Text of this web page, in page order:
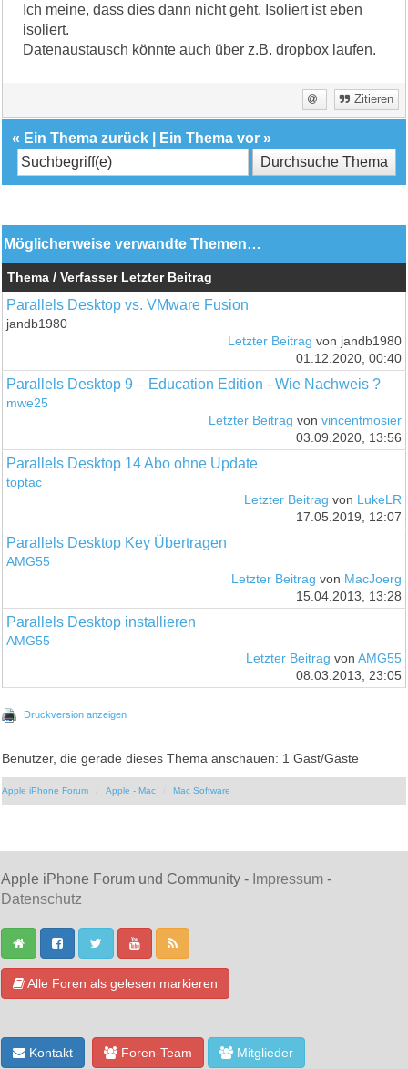
Ich meine, dass dies dann nicht geht. Isoliert ist eben
isoliert.
Datenaustausch könnte auch über z.B. dropbox laufen.
Zitieren
« Ein Thema zurück Ein Thema vor »
Möglicherweise verwandte Themen…
Thema / Verfasser Letzter Beitrag
Parallels Desktop vs. VMware Fusion
jandb1980
Letzter Beitrag von jandb1980
01.12.2020, 00:40
Parallels Desktop 9 – Education Edition - Wie Nachweis ?
mwe25
Letzter Beitrag von vincentmosier
03.09.2020, 13:56
Parallels Desktop 14 Abo ohne Update
toptac
Letzter Beitrag von LukeLR
17.05.2019, 12:07
Parallels Desktop Key Übertragen
AMG55
Letzter Beitrag von MacJoerg
15.04.2013, 13:28
Parallels Desktop installieren
AMG55
Letzter Beitrag von AMG55
08.03.2013, 23:05
Druckversion anzeigen
Benutzer, die gerade dieses Thema anschauen: 1 Gast/Gäste
Apple iPhone Forum Apple - Mac Mac Software
Apple iPhone Forum und Community - Impressum -
Datenschutz
Alle Foren als gelesen markieren
Kontakt Foren-Team Mitglieder